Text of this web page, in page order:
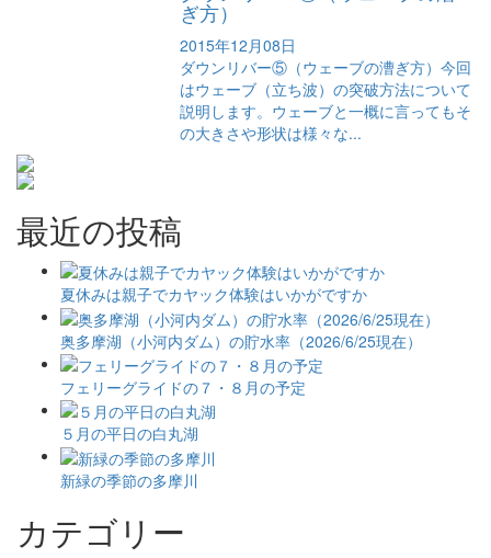
ぎ方）
2015年12月08日
ダウンリバー⑤（ウェーブの漕ぎ方）今回
はウェーブ（立ち波）の突破方法について
説明します。ウェーブと一概に言ってもそ
の大きさや形状は様々な...
最近の投稿
夏休みは親子でカヤック体験はいかがですか
奥多摩湖（小河内ダム）の貯水率（2026/6/25現在）
フェリーグライドの７・８月の予定
５月の平日の白丸湖
新緑の季節の多摩川
カテゴリー